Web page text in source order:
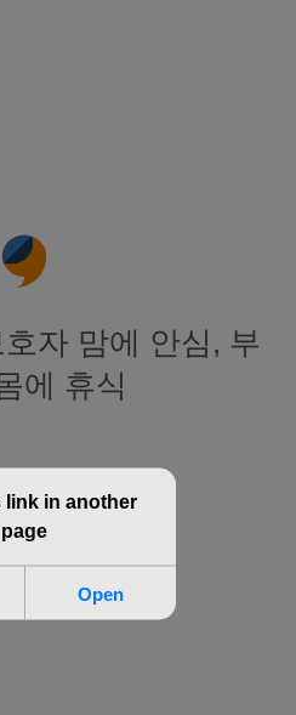
자 맘에 안심, 부
에 휴식